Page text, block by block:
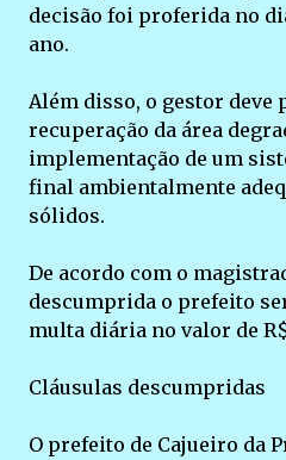
decisão foi proferida no
ano.
Além disso, o gestor deve
recuperação da área
implementação de um
final ambientalmente
sólidos.
De acordo com o
descumprida o prefeito
multa diária no valor de
Cláusulas descumpridas
O prefeito de Cajueiro da